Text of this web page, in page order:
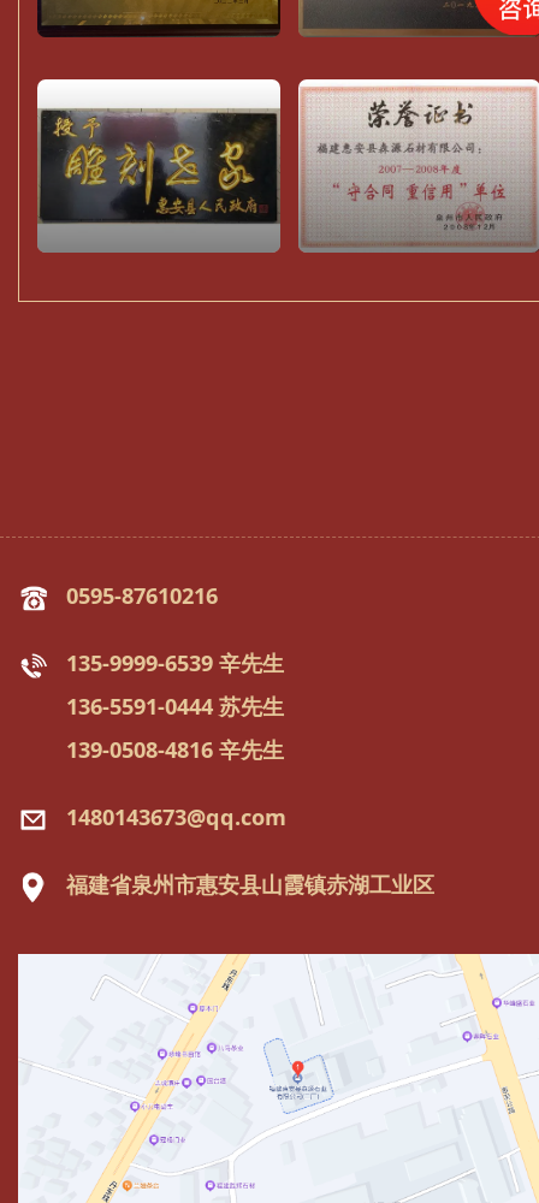
0595-87610216
135-9999-6539 辛先生
136-5591-0444 苏先生
139-0508-4816 辛先生
1480143673@qq.com
福建省泉州市惠安县山霞镇赤湖工业区